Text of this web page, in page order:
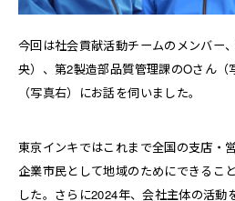
今回は社会貢献活動チームのメンバー
央）、第2製造部品質管理課のOさん
（写真右）にお話を伺いました。
東京インキではこれまで全国の支店・
企業市民として地域のためにできるこ
した。さらに2024年、会社主体の活